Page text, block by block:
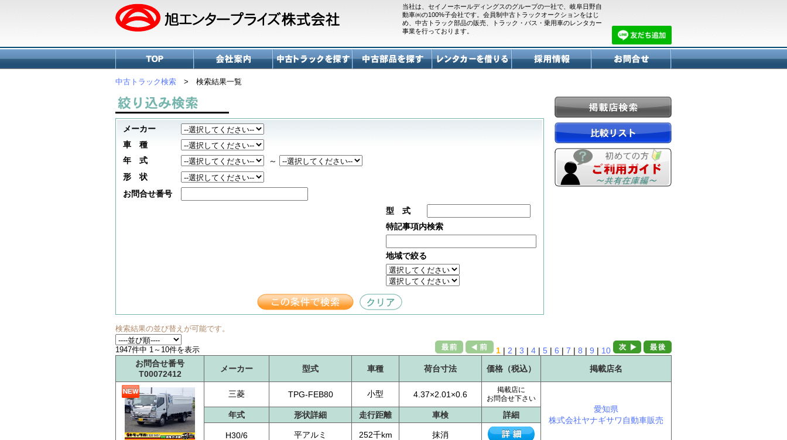
当社は、セイノーホールディングスのグループの一社で、岐阜日野自
動車㈱の100%子会社です。会員制中古トラックオークションをはじ
め、中古トラック部品の販売、トラック・バス・乗用車のレンタカー
事業を行っております。
中古トラック検索 > 検索結果一覧
メーカー
車 種
年 式
～
形 状
お問合せ番号
型 式
特記事項内検索
地域で絞る
検索結果の並び替えが可能です。
1947件中 1～10件を表示 1 | 2 | 3 | 4 | 5 | 6 | 7 | 8 | 9 | 10
お問合せ番号
T00072412
メーカー 型式 車種 荷台寸法 価格（税込） 掲載店名
三菱 TPG-FEB80 小型 4.37×2.01×0.6
掲載店に
お問合せ下さい
愛知県
株式会社ヤナギサワ自動車販売
年式 形状詳細 走行距離 車検 詳細
H30/6 平アルミ 252千km 抹消